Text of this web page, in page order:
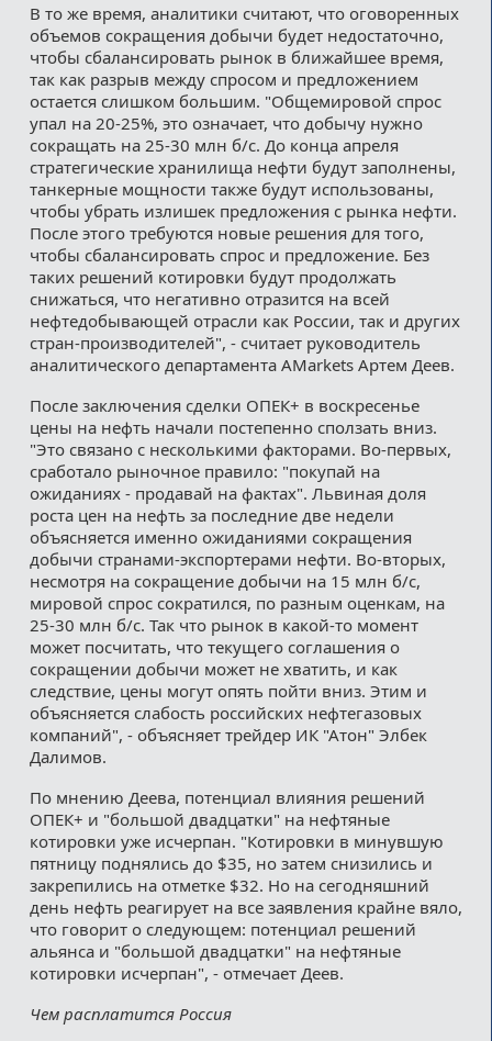
В то же время, аналитики считают, что оговоренных
объемов сокращения добычи будет недостаточно,
чтобы сбалансировать рынок в ближайшее время,
так как разрыв между спросом и предложением
остается слишком большим. "Общемировой спрос
упал на 20-25%, это означает, что добычу нужно
сокращать на 25-30 млн б/с. До конца апреля
стратегические хранилища нефти будут заполнены,
танкерные мощности также будут использованы,
чтобы убрать излишек предложения с рынка нефти.
После этого требуются новые решения для того,
чтобы сбалансировать спрос и предложение. Без
таких решений котировки будут продолжать
снижаться, что негативно отразится на всей
нефтедобывающей отрасли как России, так и других
стран-производителей", - считает руководитель
аналитического департамента AMarkets Артем Деев.
После заключения сделки ОПЕК+ в воскресенье
цены на нефть начали постепенно сползать вниз.
"Это связано с несколькими факторами. Во-первых,
сработало рыночное правило: "покупай на
ожиданиях - продавай на фактах". Львиная доля
роста цен на нефть за последние две недели
объясняется именно ожиданиями сокращения
добычи странами-экспортерами нефти. Во-вторых,
несмотря на сокращение добычи на 15 млн б/с,
мировой спрос сократился, по разным оценкам, на
25-30 млн б/с. Так что рынок в какой-то момент
может посчитать, что текущего соглашения о
сокращении добычи может не хватить, и как
следствие, цены могут опять пойти вниз. Этим и
объясняется слабость российских нефтегазовых
компаний", - объясняет трейдер ИК "Атон" Элбек
Далимов.
По мнению Деева, потенциал влияния решений
ОПЕК+ и "большой двадцатки" на нефтяные
котировки уже исчерпан. "Котировки в минувшую
пятницу поднялись до $35, но затем снизились и
закрепились на отметке $32. Но на сегодняшний
день нефть реагирует на все заявления крайне вяло,
что говорит о следующем: потенциал решений
альянса и "большой двадцатки" на нефтяные
котировки исчерпан", - отмечает Деев.
Чем расплатится Россия